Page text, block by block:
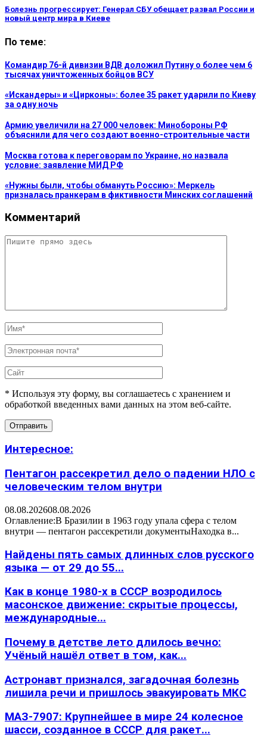
Болезнь прогрессирует: Генерал СБУ обещает развал России и
новый центр мира в Киеве
По теме:
Командир 76-й дивизии ВДВ доложил Путину о более чем 6
тысячах уничтоженных бойцов ВСУ
«Искандеры» и «Цирконы»: более 35 ракет ударили по Киеву
за одну ночь
Армию увеличили на 27 000 человек: Минобороны РФ
объяснили для чего создают военно-строительные части
Москва готова к переговорам по Украине, но назвала
условие: заявление МИД РФ
«Нужны были, чтобы обмануть Россию»: Меркель
призналась пранкерам в фиктивности Минских соглашений
Комментарий
* Используя эту форму, вы соглашаетесь с хранением и
обработкой введенных вами данных на этом веб-сайте.
Интересное:
Пентагон рассекретил дело о падении НЛО с
человеческим телом внутри
08.08.202608.08.2026
Оглавление:В Бразилии в 1963 году упала сфера с телом
внутри — пентагон рассекретили документыНаходка в...
Найдены пять самых длинных слов русского
языка — от 29 до 55...
Как в конце 1980-х в СССР возродилось
масонское движение: скрытые процессы,
международные...
Почему в детстве лето длилось вечно:
Учёный нашёл ответ в том, как...
Астронавт признался, загадочная болезнь
лишила речи и пришлось эвакуировать МКС
МАЗ-7907: Крупнейшее в мире 24 колесное
шасси, созданное в СССР для ракет...